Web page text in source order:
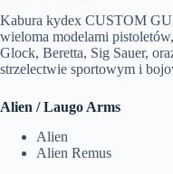
Kabura kydex CUSTOM
wieloma modelami
Glock, Beretta, Sig Sauer,
strzelectwie sportowym i
Alien / Laugo Arms
Alien
Alien Remus